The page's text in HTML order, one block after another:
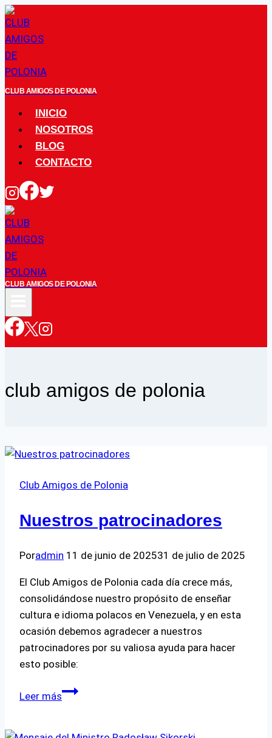
Saltar
al
contenido
CLUB AMIGOS DE POLONIA
INICIO
NOSOTROS
BLOG
CONTACTO
CLUB AMIGOS DE POLONIA
club amigos de polonia
Club Amigos de Polonia
Nuestros patrocinadores
Poradmin 11 de junio de 202531 de julio de 2025
El Club Amigos de Polonia cada día crece más,
consolidándose nuestro propósito de enseñar
cultura e idioma polacos en Venezuela, y en esta
ocasión debemos agradecer a nuestros
patrocinadores por su valiosa ayuda para hacer
esto posible:
Leer másNuestros